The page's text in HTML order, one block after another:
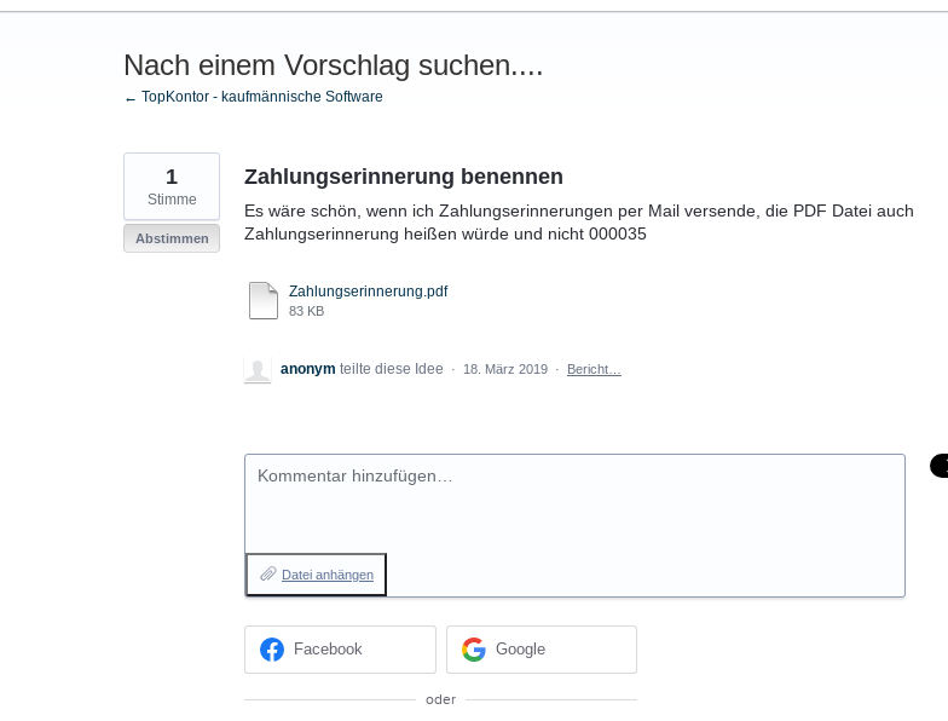
Nach einem Vorschlag suchen....
← TopKontor - kaufmännische Software
Zahlungserinnerung benennen
Es wäre schön, wenn ich Zahlungserinnerungen per Mail versende, die PDF Datei auch
Zahlungserinnerung heißen würde und nicht 000035
Zahlungserinnerung.pdf
83 KB
1
Stimme
Abstimmen
anonym teilte diese Idee · 18. März 2019 · Bericht…
Kommentar hinzufügen…
Datei anhängen
Facebook Google
oder